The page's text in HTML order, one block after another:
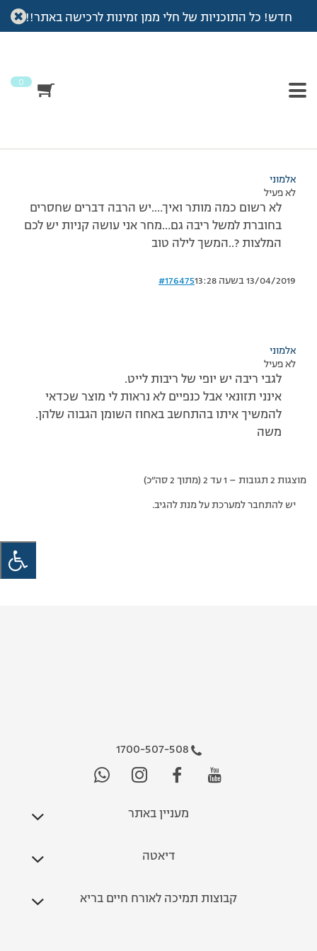
חדש! כל התוכניות של חלי ממן זמינות לרכישה באתר!!
0
עמוד הבית >דיונים>פורום >כנפיים?…
מוצגות 2 תגובות – 1 עד 2 (מתוך 2 סה״כ)
אלמוני
לא פעיל
לא רשום כמה מותר ואיך….יש הרבה דברים שחסרים
בחוברת למשל ריבה גם…מחר אני עושה קניות יש לכם
המלצות ?..המשך לילה טוב
13/04/2019 בשעה 13:28 #176475
אלמוני
לא פעיל
לגבי ריבה יש יופי של ריבות לייט.
אינני תזונאי אבל כנפיים לא נראות לי מוצר שכדאי
להמשיך איתו בהתחשב באחוז השומן הגבוה שלהן.
משה
מוצגות 2 תגובות – 1 עד 2 (מתוך 2 סה״כ)
יש להתחבר למערכת על מנת להגיב.
1700-507-508
מעניין באתר
דיאטה
קבוצות תמיכה לאורח חיים בריא